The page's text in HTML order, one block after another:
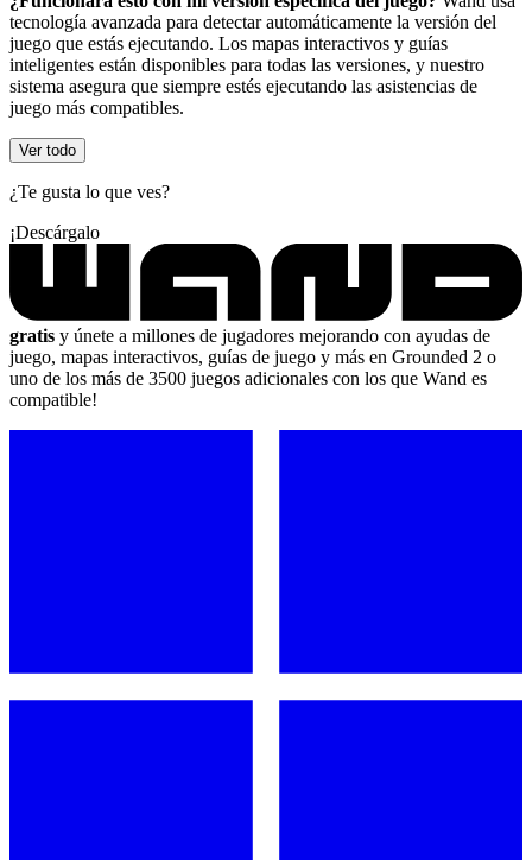
tecnología avanzada para detectar automáticamente la versión del
juego que estás ejecutando. Los mapas interactivos y guías
inteligentes están disponibles para todas las versiones, y nuestro
sistema asegura que siempre estés ejecutando las asistencias de
juego más compatibles.
Ver todo
¿Te gusta lo que ves?
¡Descárgalo
gratis y únete a millones de jugadores mejorando con ayudas de
juego, mapas interactivos, guías de juego y más en Grounded 2 o
uno de los más de 3500 juegos adicionales con los que Wand es
compatible!